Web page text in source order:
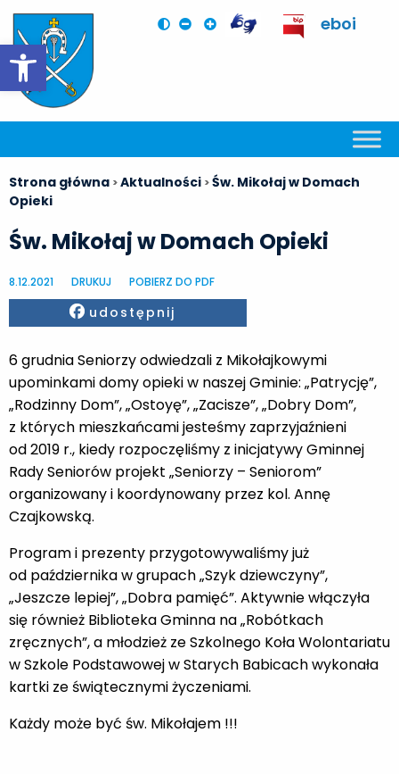
Otwórz pasek narzędzi
eboi
Strona główna >Aktualności >Św. Mikołaj w Domach
Opieki
Św. Mikołaj w Domach Opieki
8.12.2021 DRUKUJ POBIERZ DO PDF
Facebook
udostępnij
6 grudnia Seniorzy odwiedzali z Mikołajkowymi
upominkami domy opieki w naszej Gminie: „Patrycję”,
„Rodzinny Dom”, „Ostoyę”, „Zacisze”, „Dobry Dom”,
z których mieszkańcami jesteśmy zaprzyjaźnieni
od 2019 r., kiedy rozpoczęliśmy z inicjatywy Gminnej
Rady Seniorów projekt „Seniorzy – Seniorom”
organizowany i koordynowany przez kol. Annę
Czajkowską.
Program i prezenty przygotowywaliśmy już
od października w grupach „Szyk dziewczyny”,
„Jeszcze lepiej”, „Dobra pamięć”. Aktywnie włączyła
się również Biblioteka Gminna na „Robótkach
zręcznych”, a młodzież ze Szkolnego Koła Wolontariatu
w Szkole Podstawowej w Starych Babicach wykonała
kartki ze świątecznymi życzeniami.
Każdy może być św. Mikołajem !!!